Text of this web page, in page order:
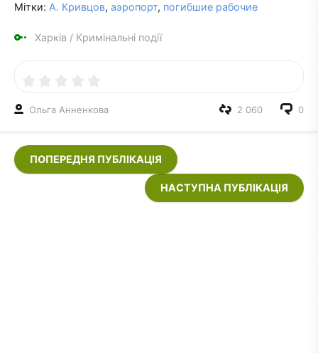
Мітки: А. Кривцов, аэропорт, погибшие рабочие
Харків / Кримінальні події
Ольга Анненкова 0
2 060
ПОПЕРЕДНЯ ПУБЛІКАЦІЯ
НАСТУПНА ПУБЛІКАЦІЯ